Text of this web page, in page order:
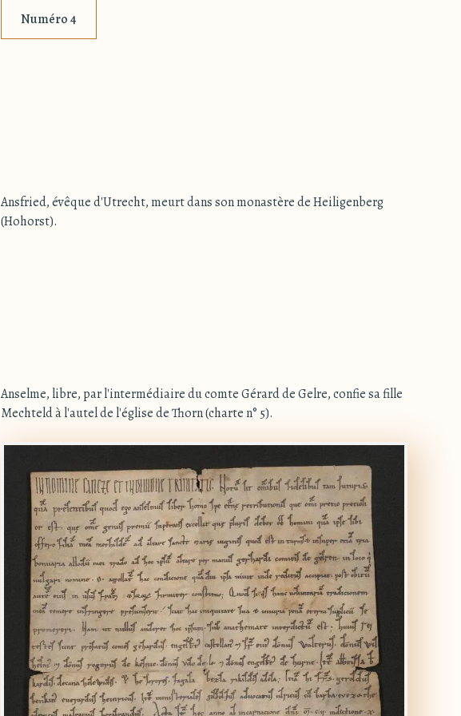
Numéro 4
Ansfried, évêque d'Utrecht, meurt dans son monastère de Heiligenberg
(Hohorst).
Anselme, libre, par l'intermédiaire du comte Gérard de Gelre, confie sa fille
Mechteld à l'autel de l'église de Thorn (charte n° 5).